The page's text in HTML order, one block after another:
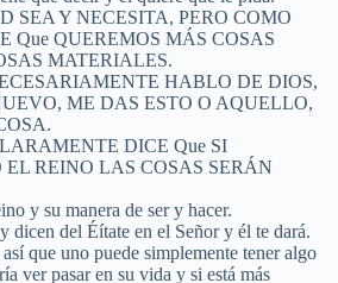
SEA Y NECESITA, PERO COMO
Que QUEREMOS MÁS COSAS
MATERIALES.
HABLO DE DIOS,
ME DAS ESTO O AQUELLO,
DICE Que SI
REINO LAS COSAS SERÁN
y su manera de ser y hacer.
dicen del Éítate en el Señor y él te dará.
que uno puede simplemente tener algo
ver pasar en su vida y si está más